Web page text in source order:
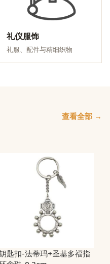
礼仪服饰
礼服、配件与精细织物
查看全部 →
匙扣-法蒂玛+圣基多福指